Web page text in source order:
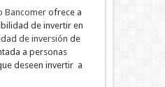
Bancomer ofrece a
de invertir en
de inversión de
a personas
deseen invertir a